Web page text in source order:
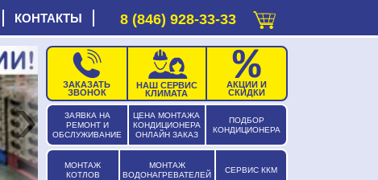
КОНТАКТЫ 8 (846) 928-33-33
ЗАЯВКА НА
РЕМОНТ И
ОБСЛУЖИВАНИЕ
ЦЕНА МОНТАЖА
КОНДИЦИОНЕРА
ОНЛАЙН ЗАКАЗ
ПОДБОР
КОНДИЦИОНЕРА
МОНТАЖ
КОТЛОВ
МОНТАЖ
ВОДОНАГРЕВАТЕЛЕЙ
СЕРВИС ККМ
ЗАКАЗАТЬ
ЗВОНОК
НАШ СЕРВИС
КЛИМАТА
АКЦИИ И
СКИДКИ
›